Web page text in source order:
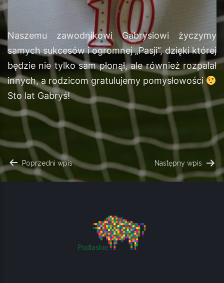
Naszemu zawodnikowi Gabrysiowi życzymy
samych sukcesów i ogromnej „Pasji”, dzięki której
będzie nie tylko sam płonął, ale również rozpalał
innych, a rodzicom gratulujemy pomysłowości
Sto lat Gabryś!
NAWIGACJA
Poprzedni wpis Następny wpis